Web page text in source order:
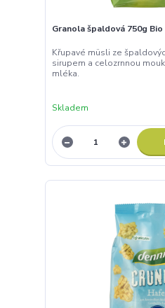
Granola špaldová 750g
Křupavé müsli ze
sirupem a celozrnnou
mléka.
Skladem